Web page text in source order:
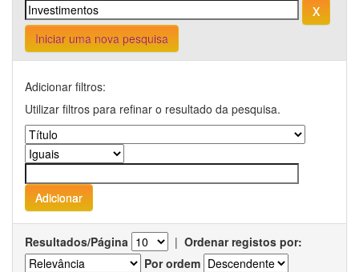
Iniciar uma nova pesquisa
Adicionar filtros:
Utilizar filtros para refinar o resultado da pesquisa.
Resultados/Página | Ordenar registos por:
Por ordem